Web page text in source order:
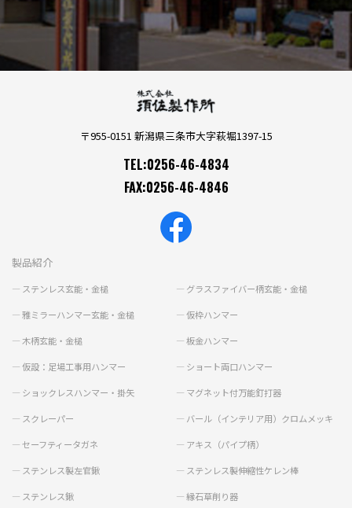
〒955-0151 新潟県三条市大字萩堀1397-15
TEL:0256-46-4834
FAX:0256-46-4846
製品紹介
ステンレス玄能・金槌 グラスファイバー柄玄能・金槌
雅ミラーハンマー玄能・金槌 仮枠ハンマー
木柄玄能・金槌 板金ハンマー
仮設：足場工事用ハンマー ショート両口ハンマー
ショックレスハンマー・掛矢 マグネット付万能釘打器
スクレーパー バール（インテリア用）クロムメッキ
セーフティータガネ アキス（パイプ柄）
ステンレス製左官鍬 ステンレス製伸縮性ケレン棒
ステンレス鍬 縁石草削り器